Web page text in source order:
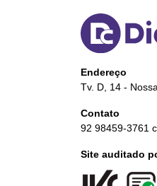
Endereço
Tv. D, 14 -
Contato
92 98459-3761
Site auditado